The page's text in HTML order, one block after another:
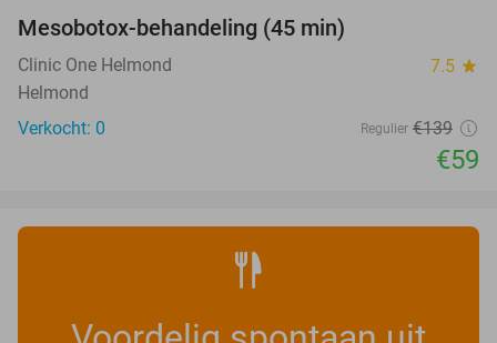
TODAY
Mesobotox-behandeling (45 min)
Clinic One Helmond 7.5 star
Helmond
Verkocht: 0
Regulier €139
€59